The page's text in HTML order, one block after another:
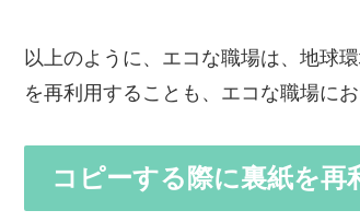
以上のように、エコな職場は、地球
を再利用することも、エコな職場に
コピーする際に裏紙を再